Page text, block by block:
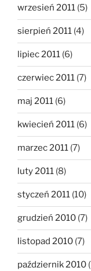
wrzesień 2011 (5)
sierpień 2011 (4)
lipiec 2011 (6)
czerwiec 2011 (7)
maj 2011 (6)
kwiecień 2011 (6)
marzec 2011 (7)
luty 2011 (8)
styczeń 2011 (10)
grudzień 2010 (7)
listopad 2010 (7)
październik 2010